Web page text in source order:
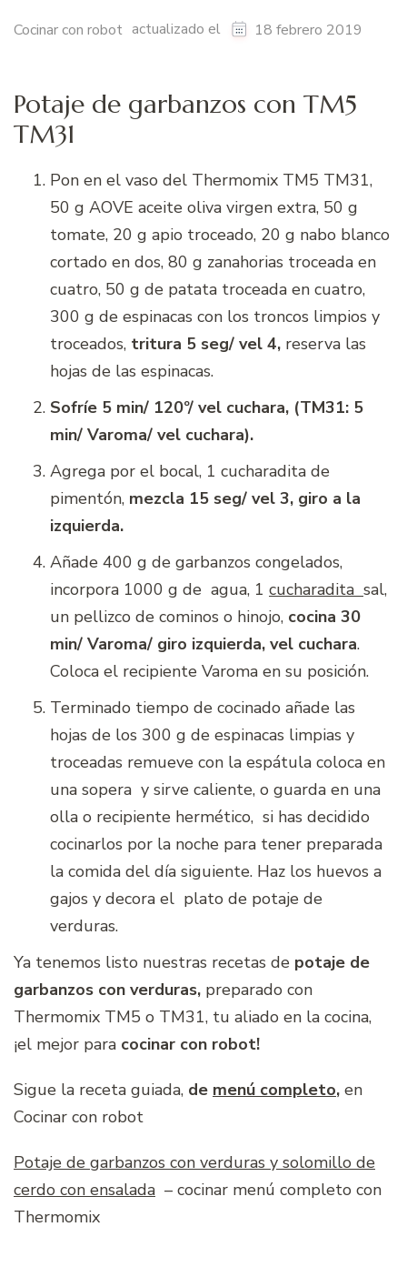
Cocinar con robot actualizado el 18 febrero 2019
Potaje de garbanzos con TM5
TM31
Pon en el vaso del Thermomix TM5 TM31,
50 g AOVE aceite oliva virgen extra, 50 g
tomate, 20 g apio troceado, 20 g nabo blanco
cortado en dos, 80 g zanahorias troceada en
cuatro, 50 g de patata troceada en cuatro,
300 g de espinacas con los troncos limpios y
troceados, tritura 5 seg/ vel 4, reserva las
hojas de las espinacas.
Sofríe 5 min/ 120º/ vel cuchara, (TM31: 5
min/ Varoma/ vel cuchara).
Agrega por el bocal, 1 cucharadita de
pimentón, mezcla 15 seg/ vel 3, giro a la
izquierda.
Añade 400 g de garbanzos congelados,
incorpora 1000 g de agua, 1 cucharadita sal,
un pellizco de cominos o hinojo, cocina 30
min/ Varoma/ giro izquierda, vel cuchara.
Coloca el recipiente Varoma en su posición.
Terminado tiempo de cocinado añade las
hojas de los 300 g de espinacas limpias y
troceadas remueve con la espátula coloca en
una sopera y sirve caliente, o guarda en una
olla o recipiente hermético, si has decidido
cocinarlos por la noche para tener preparada
la comida del día siguiente. Haz los huevos a
gajos y decora el plato de potaje de
verduras.
Ya tenemos listo nuestras recetas de potaje de
garbanzos con verduras, preparado con
Thermomix TM5 o TM31, tu aliado en la cocina,
¡el mejor para cocinar con robot!
Sigue la receta guiada, de menú completo, en
Cocinar con robot
Potaje de garbanzos con verduras y solomillo de
cerdo con ensalada – cocinar menú completo con
Thermomix